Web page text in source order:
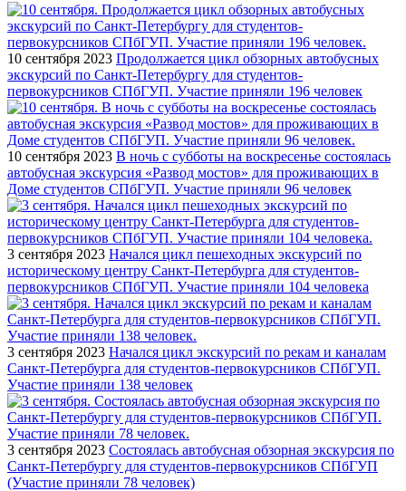
10 сентября 2023 Продолжается цикл обзорных автобусных
экскурсий по Санкт-Петербургу для студентов-
первокурсников СПбГУП. Участие приняли 196 человек
10 сентября 2023 В ночь с субботы на воскресенье состоялась
автобусная экскурсия «Развод мостов» для проживающих в
Доме студентов СПбГУП. Участие приняли 96 человек
3 сентября 2023 Начался цикл пешеходных экскурсий по
историческому центру Санкт-Петербурга для студентов-
первокурсников СПбГУП. Участие приняли 104 человека
3 сентября 2023 Начался цикл экскурсий по рекам и каналам
Санкт-Петербурга для студентов-первокурсников СПбГУП.
Участие приняли 138 человек
3 сентября 2023 Состоялась автобусная обзорная экскурсия по
Санкт-Петербургу для студентов-первокурсников СПбГУП
(Участие приняли 78 человек)